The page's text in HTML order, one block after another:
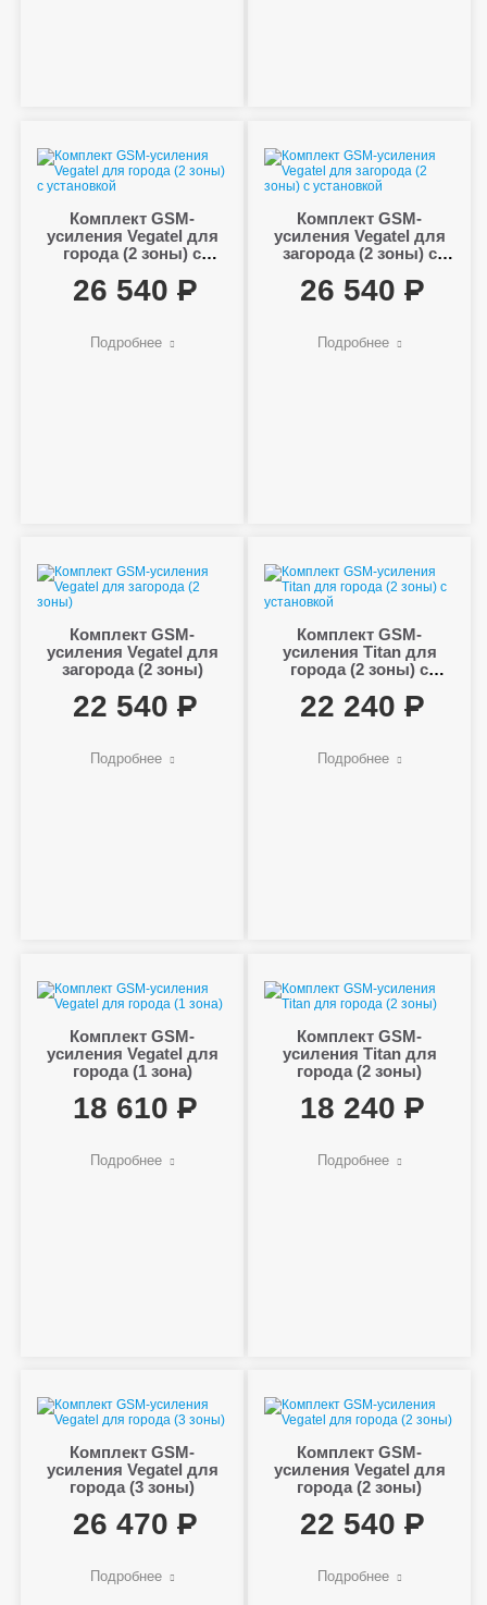
Комплект GSM-
усиления Vegatel для
города (2 зоны) с
26 540
Подробнее
Комплект GSM-
усиления Vegatel для
загорода (2 зоны) с
26 540
Подробнее
Комплект GSM-
усиления Vegatel для
загорода (2 зоны)
22 540
Подробнее
Комплект GSM-
усиления Titan для
города (2 зоны) с
22 240
Подробнее
Комплект GSM-
усиления Vegatel для
города (1 зона)
18 610
Подробнее
Комплект GSM-
усиления Titan для
города (2 зоны)
18 240
Подробнее
Комплект GSM-
усиления Vegatel для
города (3 зоны)
26 470
Подробнее
Комплект GSM-
усиления Vegatel для
города (2 зоны)
22 540
Подробнее